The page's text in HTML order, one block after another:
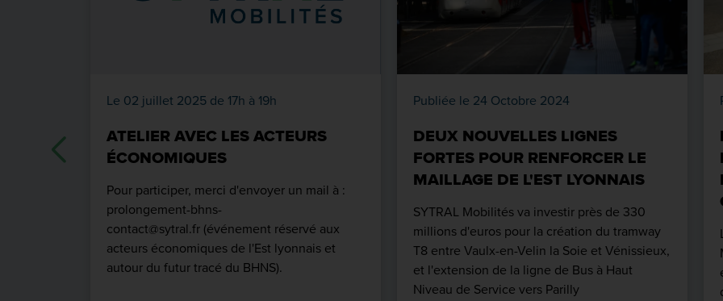
Le 02 juillet 2025 de 17h à 19h
ATELIER AVEC LES ACTEURS
ÉCONOMIQUES
​​​​​​​Pour participer, merci d'envoyer un mail à :
prolongement-bhns-
contact@sytral.fr (événement réservé aux
acteurs économiques de l'Est lyonnais et
autour du futur tracé du BHNS).
Publiée le 24 Octobre 2024
DEUX NOUVELLES LIGNES
FORTES POUR RENFORCER LE
MAILLAGE DE L'EST LYONNAIS
SYTRAL Mobilités va investir près de 330
millions d'euros pour la création du tramway
T8 entre Vaulx-en-Velin la Soie et Vénissieux,
et l'extension de la ligne de Bus à Haut
Niveau de Service vers Parilly